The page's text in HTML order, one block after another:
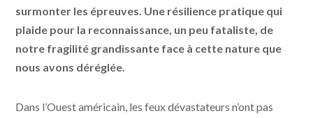
surmonter les épreuves. Une résilience pratique qui
plaide pour la reconnaissance, un peu fataliste, de
notre fragilité grandissante face à cette nature que
nous avons déréglée.
Dans l’Ouest américain, les feux dévastateurs n’ont pas